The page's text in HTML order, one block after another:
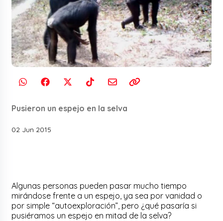
Pusieron un espejo en la selva
02 Jun 2015
Algunas personas pueden pasar mucho tiempo
mirándose frente a un espejo, ya sea por vanidad o
por simple “autoexploración”, pero ¿qué pasaría si
pusiéramos un espejo en mitad de la selva?